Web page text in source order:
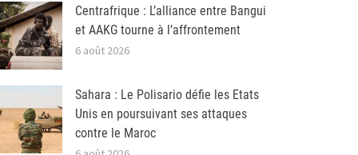
Centrafrique : L’alliance entre Bangui
et AAKG tourne à l’affrontement
6 août 2026
Sahara : Le Polisario défie les Etats
Unis en poursuivant ses attaques
contre le Maroc